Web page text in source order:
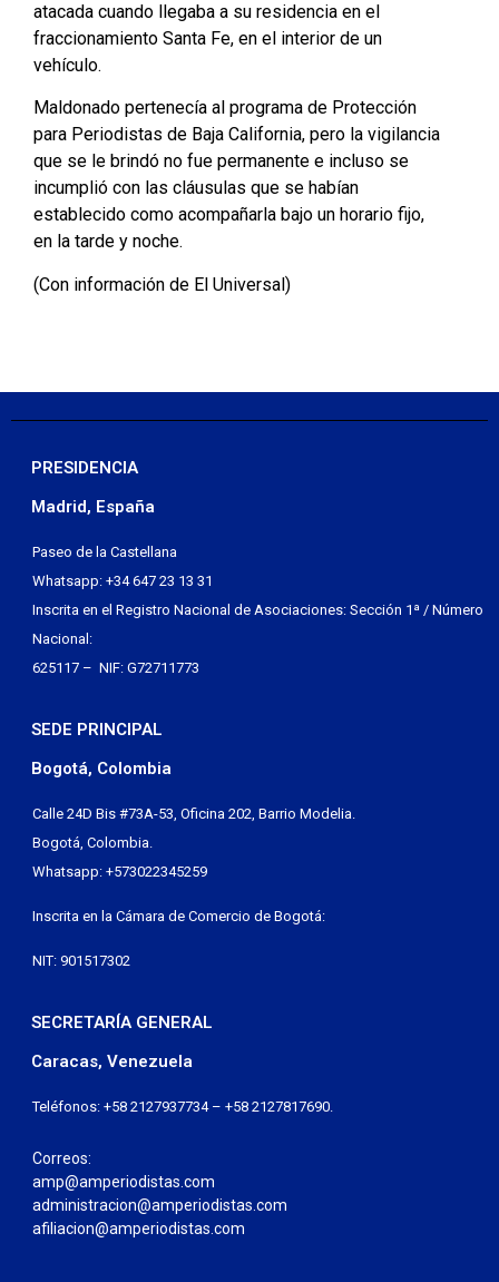
atacada cuando llegaba a su residencia en el
fraccionamiento Santa Fe, en el interior de un
vehículo.
Maldonado pertenecía al programa de Protección
para Periodistas de Baja California, pero la vigilancia
que se le brindó no fue permanente e incluso se
incumplió con las cláusulas que se habían
establecido como acompañarla bajo un horario fijo,
en la tarde y noche.
(Con información de El Universal)
PRESIDENCIA
Madrid, España
Paseo de la Castellana
Whatsapp: +34 647 23 13 31
Inscrita en el Registro Nacional de Asociaciones: Sección 1ª / Número
Nacional:
625117 – NIF: G72711773
SEDE PRINCIPAL
Bogotá, Colombia
Calle 24D Bis #73A-53, Oficina 202, Barrio Modelia.
Bogotá, Colombia.
Whatsapp: +573022345259
Inscrita en la Cámara de Comercio de Bogotá:
NIT: 901517302
SECRETARÍA GENERAL
Caracas, Venezuela
Teléfonos: +58 2127937734 – +58 2127817690.
Correos:
amp@amperiodistas.com
administracion@amperiodistas.com
afiliacion@amperiodistas.com